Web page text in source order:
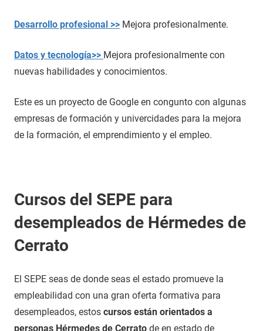
Desarrollo profesional >> Mejora profesionalmente.
Datos y tecnología>> Mejora profesionalmente con
nuevas habilidades y conocimientos.
Este es un proyecto de Google en congunto con algunas
empresas de formación y univercidades para la mejora
de la formación, el emprendimiento y el empleo.
Cursos del SEPE para
desempleados de Hérmedes de
Cerrato
El SEPE seas de donde seas el estado promueve la
empleabilidad con una gran oferta formativa para
desempleados, estos cursos están orientados a
personas Hérmedes de Cerrato de en estado de